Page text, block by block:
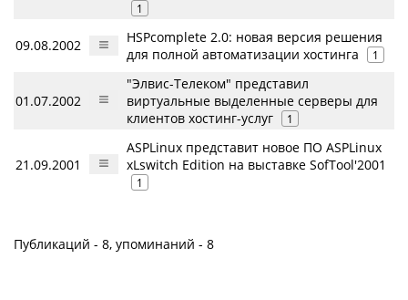
1
09.08.2002
HSPcomplete 2.0: новая версия решения
для полной автоматизации хостинга
1
01.07.2002
"Элвис-Телеком" представил
виртуальные выделенные серверы для
клиентов хостинг-услуг
1
21.09.2001
ASPLinux представит новое ПО ASPLinux
xLswitch Edition на выставке SofTool'2001
1
Публикаций - 8, упоминаний - 8